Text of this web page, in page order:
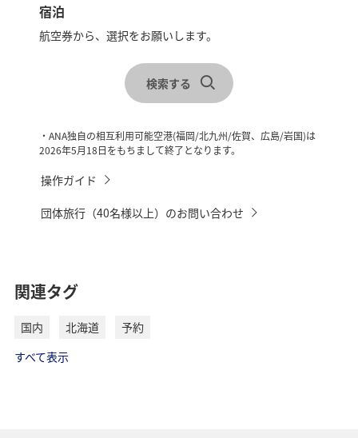
宿泊
航空券から、選択をお願いします。
チェックイン・チェックアウトを選択
検索する
・ANA独自の相互利用可能空港(福岡/北九州/佐賀、広島/岩国)は
2026年5月18日をもちまして終了となります。
操作ガイド
団体旅行（40名様以上）のお問い合わせ
関連タグ
国内 北海道
予約
すべて表示